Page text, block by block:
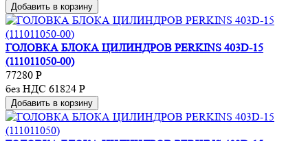
Добавить в корзину
ГОЛОВКА БЛОКА ЦИЛИНДРОВ PERKINS 403D-15
(111011050-00)
77280 Р
без НДС 61824 Р
Добавить в корзину